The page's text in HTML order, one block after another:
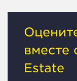
вместе
Estate